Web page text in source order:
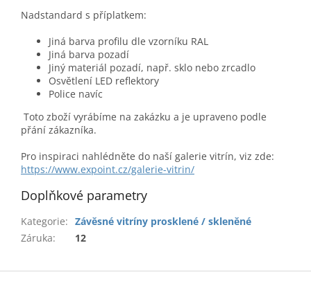
Nadstandard s příplatkem:
Jiná barva profilu dle vzorníku RAL
Jiná barva pozadí
Jiný materiál pozadí, např. sklo nebo zrcadlo
Osvětlení LED reflektory
Police navíc
Toto zboží vyrábíme na zakázku a je upraveno podle
přání zákazníka.
Pro inspiraci nahlédněte do naší galerie vitrín, viz zde:
https://www.expoint.cz/galerie-vitrin/
Doplňkové parametry
Kategorie: Závěsné vitríny prosklené / skleněné
Záruka: 12
Z